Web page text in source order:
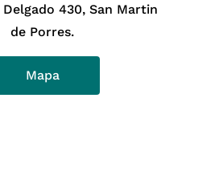
430, San Martin
de Porres.
Mapa